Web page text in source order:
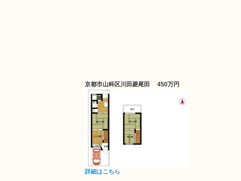
京都市山科区川田菱尾田 450万円
詳細はこちら